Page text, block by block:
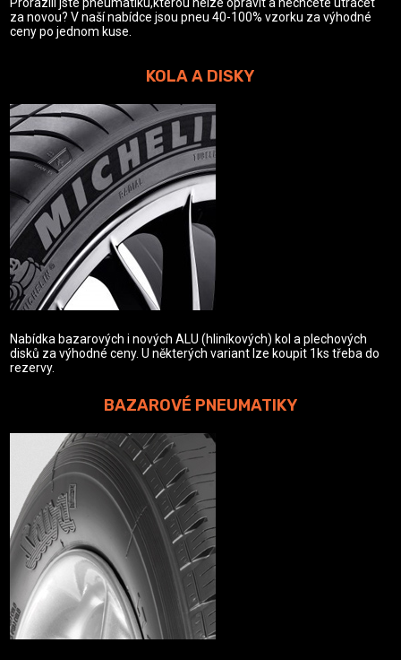
za novou? V naší nabídce jsou pneu 40-100% vzorku za výhodné
ceny po jednom kuse.
KOLA A DISKY
Nabídka bazarových i nových ALU (hliníkových) kol a plechových
disků za výhodné ceny. U některých variant lze koupit 1ks třeba do
rezervy.
BAZAROVÉ PNEUMATIKY